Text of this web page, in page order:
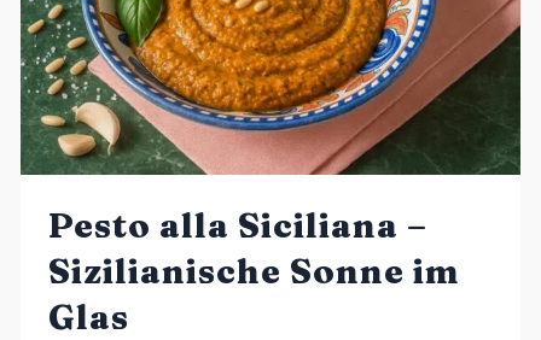
Pesto alla Siciliana –
Sizilianische Sonne im
Glas